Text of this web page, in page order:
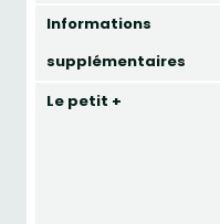
Informations
supplémentaires
Le petit +